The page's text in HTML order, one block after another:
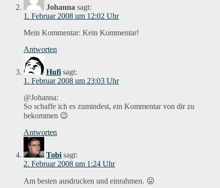
Johanna sagt:
1. Februar 2008 um 12:02 Uhr
Mein Kommentar: Kein Kommentar!
Antworten
Hufi sagt:
1. Februar 2008 um 23:03 Uhr
@Johanna:
So schaffe ich es zumindest, ein Kommentar von dir zu
bekommen 😉
Antworten
Tobi sagt:
2. Februar 2008 um 1:24 Uhr
Am besten ausdrucken und einrahmen. 😛